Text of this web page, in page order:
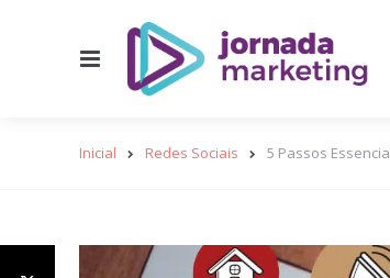
Inicial Redes Sociais 5 Passos